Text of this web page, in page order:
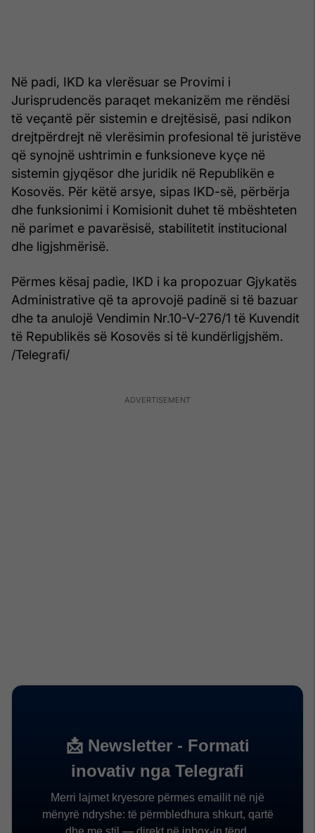
Në padi, IKD ka vlerësuar se Provimi i
Jurisprudencës paraqet mekanizëm me rëndësi
të veçantë për sistemin e drejtësisë, pasi ndikon
drejtpërdrejt në vlerësimin profesional të juristëve
që synojnë ushtrimin e funksioneve kyçe në
sistemin gjyqësor dhe juridik në Republikën e
Kosovës. Për këtë arsye, sipas IKD-së, përbërja
dhe funksionimi i Komisionit duhet të mbështeten
në parimet e pavarësisë, stabilitetit institucional
dhe ligjshmërisë.
Përmes kësaj padie, IKD i ka propozuar Gjykatës
Administrative që ta aprovojë padinë si të bazuar
dhe ta anulojë Vendimin Nr.10-V-276/1 të Kuvendit
të Republikës së Kosovës si të kundërligjshëm.
/Telegrafi/